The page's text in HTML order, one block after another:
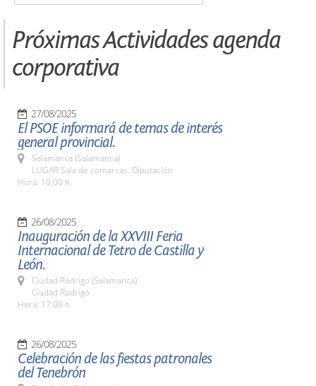
Próximas Actividades agenda
corporativa
27/08/2025
El PSOE informará de temas de interés
general provincial.
Salamanca (Salamanca)
LUGAR Sala de comarcas. Diputación
Hora: 10,00 h
26/08/2025
Inauguración de la XXVIII Feria
Internacional de Tetro de Castilla y
León.
Ciudad Rodrigo (Salamanca)
Ciudad Rodrigo
Hora: 17:00 h.
26/08/2025
Celebración de las fiestas patronales
del Tenebrón